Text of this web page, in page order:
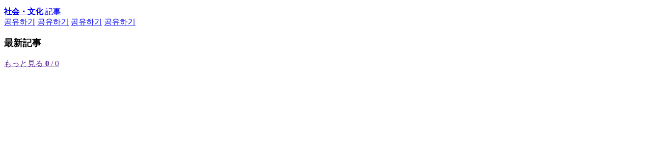
社会・文化記事
공유하기
공유하기 공유하기 공유하기
最新記事
もっと見る 0 / 0